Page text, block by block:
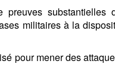
substantielles
militaires à la
pour mener des